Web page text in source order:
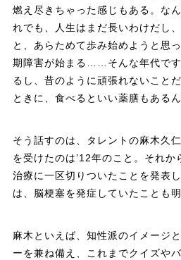
燃え尽きちゃった感じもある。な
れでも、人生はまだ長いわけだし
と、あらためて歩み始めようと思
期障害が始まる……そんな年代で
るし、昔のように頑張れないこと
ときに、食べるといい薬膳もあるん
そう話すのは、タレントの麻木久
を受けたのは’12年のこと。それか
治療に一区切りついたことを発表
は、脳梗塞を発症していたことも明
麻木といえば、知性派のイメージ
ーを兼ね備え、これまでクイズや